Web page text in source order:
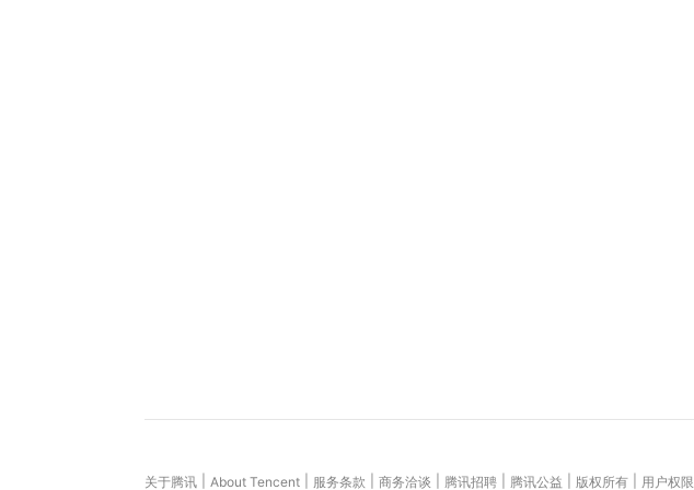
关于腾讯 About Tencent 服务条款 商务洽谈 腾讯招聘 腾讯公益 版权所有 用户权限